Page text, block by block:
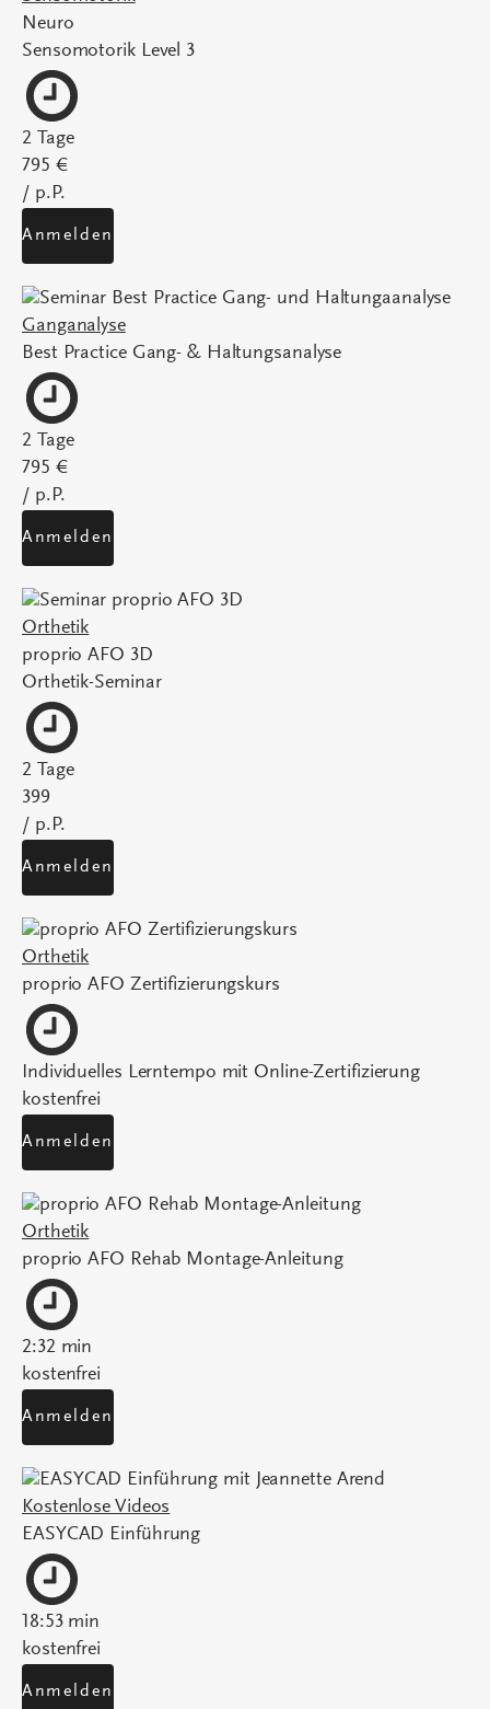
Neuro
Sensomotorik Level 3
2 Tage
795 €
/ p.P.
Anmelden
Ganganalyse
Best Practice Gang- & Haltungsanalyse
2 Tage
795 €
/ p.P.
Anmelden
Orthetik
proprio AFO 3D
Orthetik-Seminar
2 Tage
399
/ p.P.
Anmelden
Orthetik
proprio AFO Zertifizierungskurs
Individuelles Lerntempo mit Online-Zertifizierung
kostenfrei
Anmelden
Orthetik
proprio AFO Rehab Montage-Anleitung
2:32 min
kostenfrei
Anmelden
Kostenlose Videos
EASYCAD Einführung
18:53 min
kostenfrei
Anmelden